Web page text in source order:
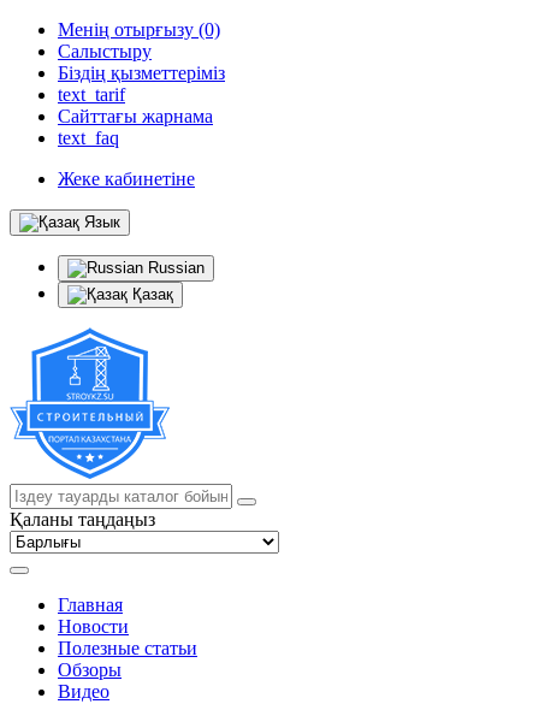
Менің отырғызу (0)
Салыстыру
Біздің қызметтеріміз
text_tarif
Сайттағы жарнама
text_faq
Жеке кабинетіне
Язык
Russian
Қазақ
Қаланы таңдаңыз
Главная
Новости
Полезные статьи
Обзоры
Видео